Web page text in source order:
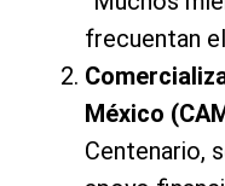
frecuentan
México
Centenario,